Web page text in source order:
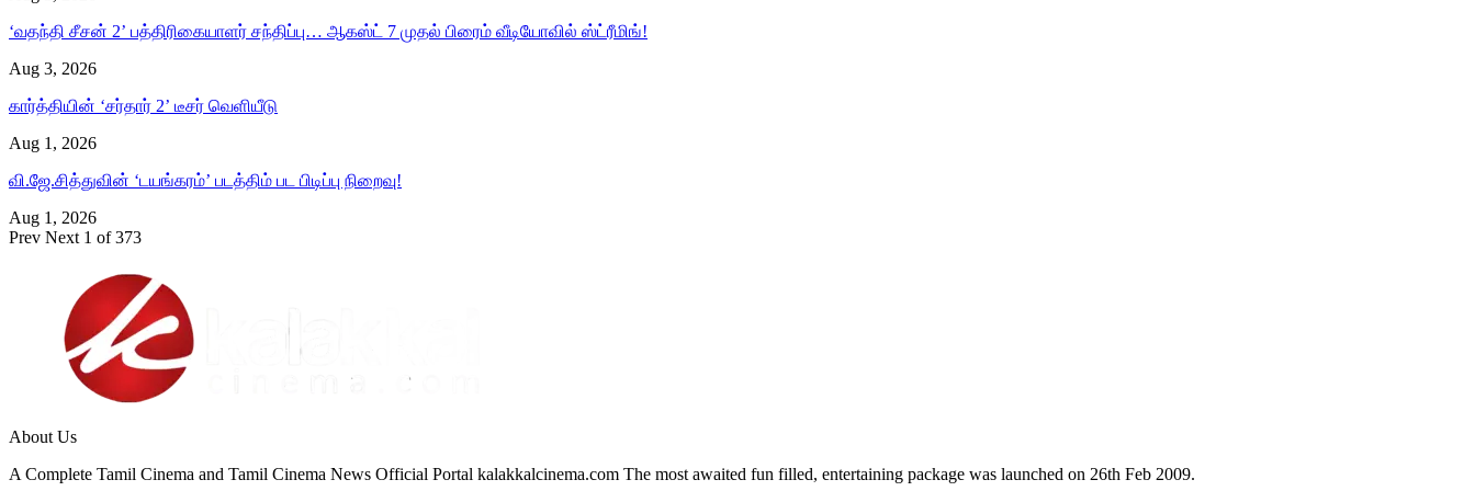
‘வதந்தி சீசன் 2’ பத்திரிகையாளர் சந்திப்பு… ஆகஸ்ட் 7 முதல் பிரைம் வீடியோவில் ஸ்ட்ரீமிங்!
Aug 3, 2026
கார்த்தியின் ‘சர்தார் 2’ டீசர் வெளியீடு
Aug 1, 2026
வி.ஜே.சித்துவின் ‘டயங்கரம்’ படத்திம் பட பிடிப்பு நிறைவு!
Aug 1, 2026
Prev Next 1 of 373
About Us
A Complete Tamil Cinema and Tamil Cinema News Official Portal kalakkalcinema.com The most awaited fun filled, entertaining package was launched on 26th Feb 2009.